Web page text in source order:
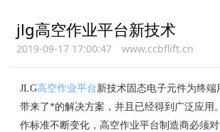
jlg高空作业平台新技术
2019-09-17 17:00:47 www.ccbflift.cn
JLG高空作业平台新技术固态电子元件为终
带来了*的解决方案，并且已经得到广泛应用
作标准不断变化，高空作业平台制造商必须